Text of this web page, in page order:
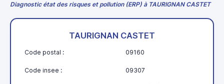
Diagnostic état des risques et pollution (ERP) à TAURIGNAN CASTET
TAURIGNAN CASTET
Code postal : 09160
Code insee : 09307